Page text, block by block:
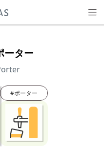
ーター
#ポーター